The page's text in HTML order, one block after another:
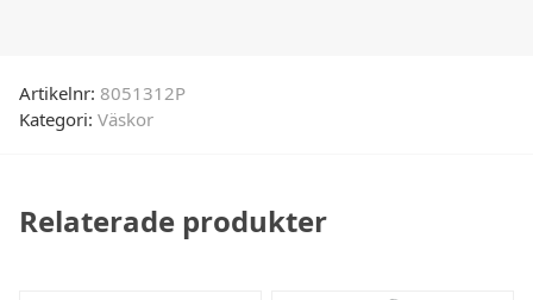
Artikelnr: 8051312P
Kategori: Väskor
Relaterade produkter